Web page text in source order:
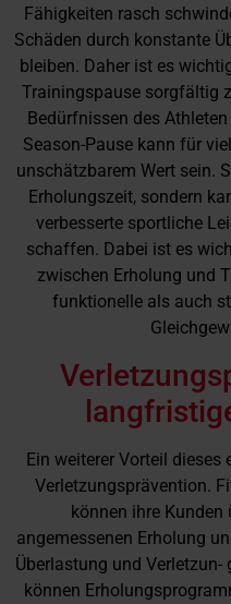
Fähigkeiten rasch
Schäden durch konstante
bleiben. Daher ist es
Trainingspause sorgfältig
Bedürfnissen des
Season-Pause kann für
unschätzbarem Wert sein.
Erholungszeit, sondern
verbesserte sportliche
schaffen. Dabei ist es
zwischen Erholung und
funktionelle als auch
Ein weiterer Vorteil dieses
Verletzungsprävention.
können ihre Kunden
angemessenen Erholung
Überlastung und Verletzun-
können